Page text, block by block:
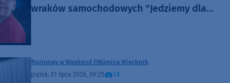
wraków samochodowych "Jedziemy dla
Rozmowy w Weekend FMGmina Więcbork
piątek, 31 lipca 2026, 09:25 18